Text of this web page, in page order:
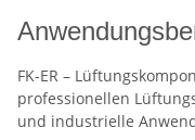
FK-ER –
professionellen
und industrielle